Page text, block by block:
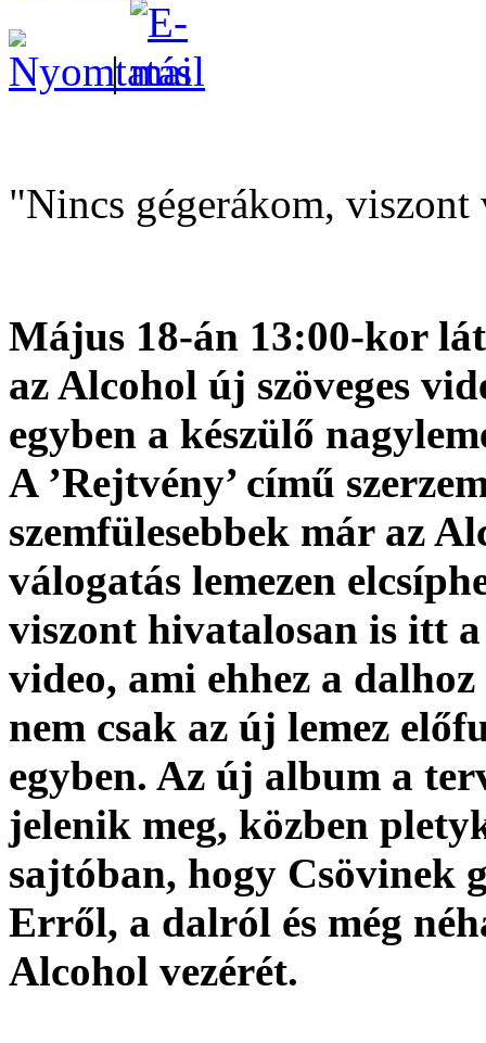
|
"Nincs gégerákom,
Május 18-án 13:00-kor
az Alcohol új szöveges
egyben a készülő
A ’Rejtvény’ című
szemfülesebbek már az
válogatás lemezen
viszont hivatalosan is itt a
video, ami ehhez a
nem csak az új lemez
egyben. Az új album a
jelenik meg, közben
sajtóban, hogy Csövinek
Erről, a dalról és még
Alcohol vezérét.